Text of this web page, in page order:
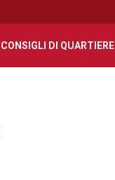
CONSIGLI DI QUARTIERE